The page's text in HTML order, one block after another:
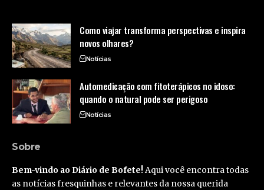
Como viajar transforma perspectivas e inspira
novos olhares?
Notícias
Automedicação com fitoterápicos no idoso:
quando o natural pode ser perigoso
Notícias
Sobre
Bem-vindo ao Diário de Bofete!Aqui você encontra todas
as notícias fresquinhas e relevantes da nossa querida